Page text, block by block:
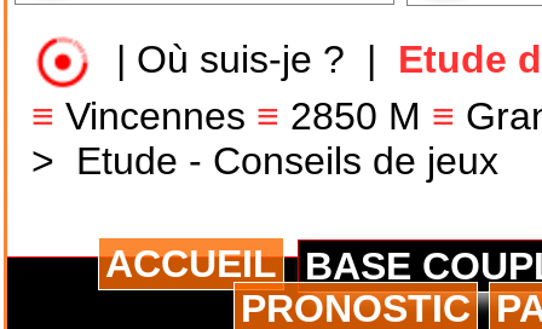
Où suis-je ?
Etude
≡Vincennes ≡ 2850 M ≡
> Etude - Conseils de jeux
ACCUEIL
BASE
PRONOSTIC